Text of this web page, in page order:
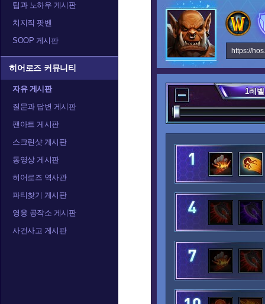
팁과 노하우 게시판
치지직 팟벤
SOOP 게시판
히어로즈 커뮤니티
자유 게시판
질문과 답변 게시판
팬아트 게시판
스크린샷 게시판
동영상 게시판
히어로즈 역사관
파티찾기 게시판
영웅 공작소 게시판
사건사고 게시판
레오릭 레이너
말티엘 말퓨리온
발라 발리라 블
아나 아눕아락 아
알렉스트라자 오르피아
https://
1레벨